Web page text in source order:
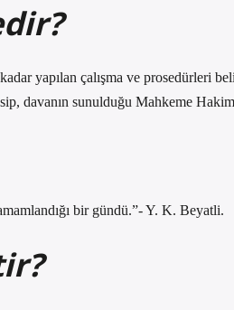
yapılan çalışma ve prosedürleri
davanın sunulduğu Mahkeme
bir gündü.”- Y. K. Beyatli.